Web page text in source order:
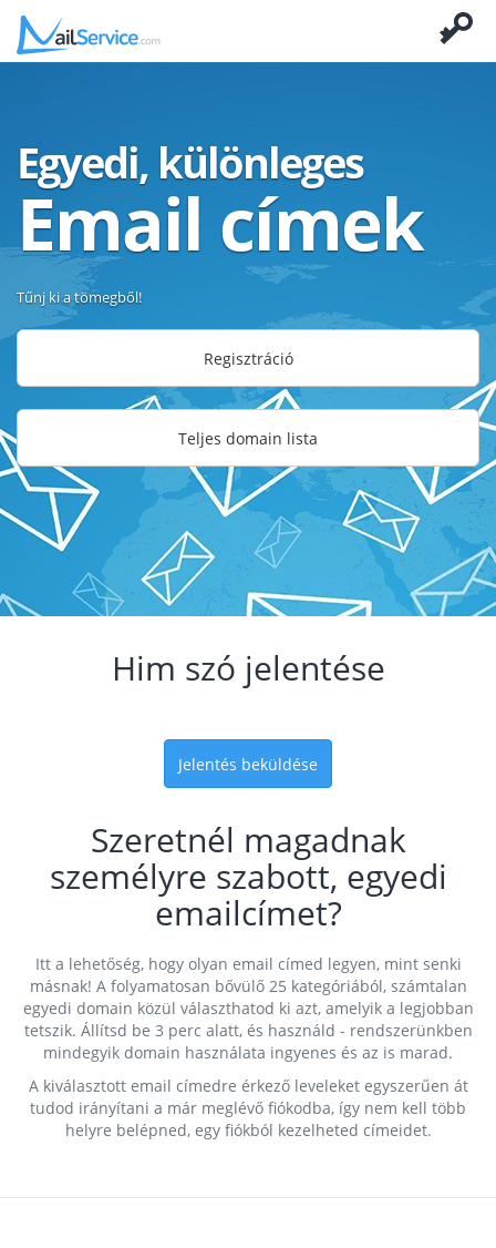
Egyedi, különleges
Email címek
Tűnj ki a tömegből!
Regisztráció
Teljes domain lista
Him szó jelentése
Jelentés beküldése
Szeretnél magadnak
személyre szabott, egyedi
emailcímet?
Itt a lehetőség, hogy olyan email címed legyen, mint senki
másnak! A folyamatosan bővülő 25 kategóriából, számtalan
egyedi domain közül választhatod ki azt, amelyik a legjobban
tetszik. Állítsd be 3 perc alatt, és használd - rendszerünkben
mindegyik domain használata ingyenes és az is marad.
A kiválasztott email címedre érkező leveleket egyszerűen át
tudod irányítani a már meglévő fiókodba, így nem kell több
helyre belépned, egy fiókból kezelheted címeidet.